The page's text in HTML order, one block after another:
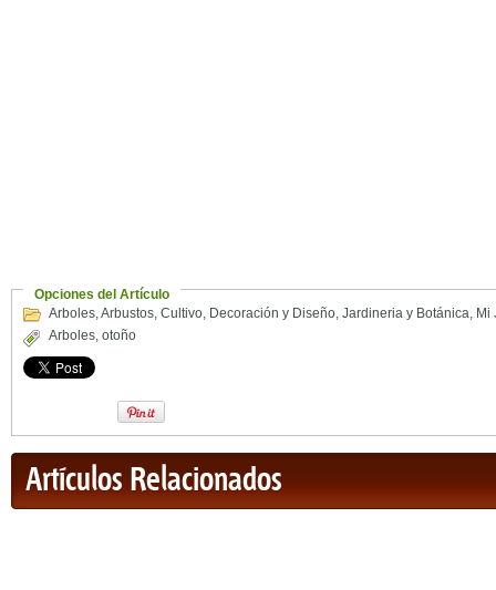
Opciones del Artículo
Arboles,Arbustos, Cultivo, Decoración y Diseño, Jardineria y Botánica, Mi
Arboles, otoño
Artículos Relacionados